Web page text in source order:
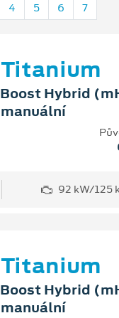
4 5 6 7
Hybrid
92 kW/125
Hybrid